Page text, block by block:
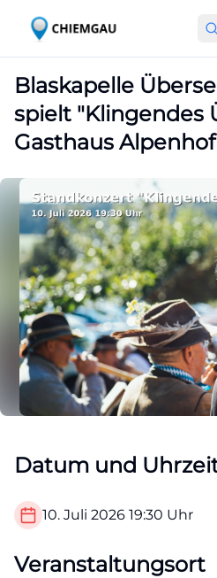
Blaskapelle
spielt "Klingendes
Gasthaus Alpenhof
Datum und
10. Juli 2026 19:30 Uhr
Veranstaltungsort